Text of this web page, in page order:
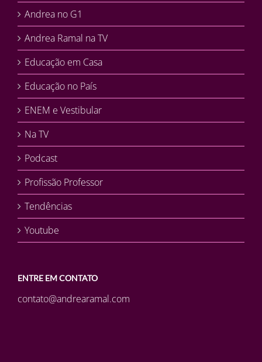
Andrea no G1
Andrea Ramal na TV
Educação em Casa
Educação no País
ENEM e Vestibular
Na TV
Podcast
Profissão Professor
Tendências
Youtube
ENTRE EM CONTATO
contato@andrearamal.com